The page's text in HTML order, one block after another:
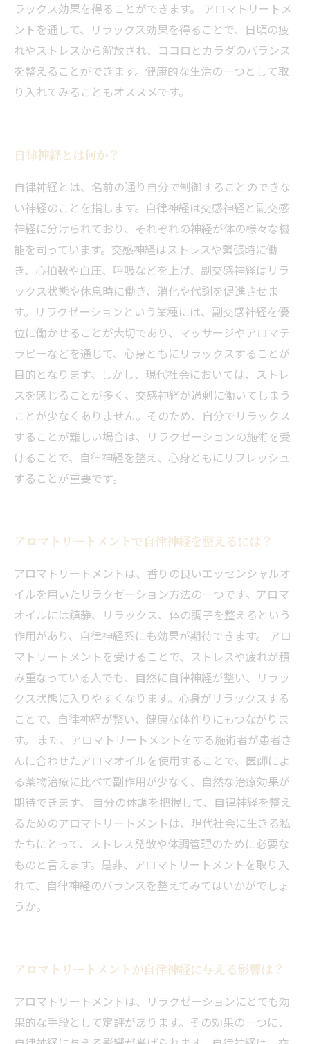
ラックス効果を得ることができます。 アロマトリートメ
ントを通して、リラックス効果を得ることで、日頃の疲
れやストレスから解放され、ココロとカラダのバランス
を整えることができます。健康的な生活の一つとして取
り入れてみることもオススメです。
自律神経とは何か？
自律神経とは、名前の通り自分で制御することのできな
い神経のことを指します。自律神経は交感神経と副交感
神経に分けられており、それぞれの神経が体の様々な機
能を司っています。交感神経はストレスや緊張時に働
き、心拍数や血圧、呼吸などを上げ、副交感神経はリラ
ックス状態や休息時に働き、消化や代謝を促進させま
す。リラクゼーションという業種には、副交感神経を優
位に働かせることが大切であり、マッサージやアロマテ
ラピーなどを通じて、心身ともにリラックスすることが
目的となります。しかし、現代社会においては、ストレ
スを感じることが多く、交感神経が過剰に働いてしまう
ことが少なくありません。そのため、自分でリラックス
することが難しい場合は、リラクゼーションの施術を受
けることで、自律神経を整え、心身ともにリフレッシュ
することが重要です。
アロマトリートメントで自律神経を整えるには？
アロマトリートメントは、香りの良いエッセンシャルオ
イルを用いたリラクゼーション方法の一つです。アロマ
オイルには鎮静、リラックス、体の調子を整えるという
作用があり、自律神経系にも効果が期待できます。 アロ
マトリートメントを受けることで、ストレスや疲れが積
み重なっている人でも、自然に自律神経が整い、リラッ
クス状態に入りやすくなります。心身がリラックスする
ことで、自律神経が整い、健康な体作りにもつながりま
す。 また、アロマトリートメントをする施術者が患者さ
んに合わせたアロマオイルを使用することで、医師によ
る薬物治療に比べて副作用が少なく、自然な治療効果が
期待できます。 自分の体調を把握して、自律神経を整え
るためのアロマトリートメントは、現代社会に生きる私
たちにとって、ストレス発散や体調管理のために必要な
ものと言えます。是非、アロマトリートメントを取り入
れて、自律神経のバランスを整えてみてはいかがでしょ
うか。
アロマトリートメントが自律神経に与える影響は？
アロマトリートメントは、リラクゼーションにとても効
果的な手段として定評があります。その効果の一つに、